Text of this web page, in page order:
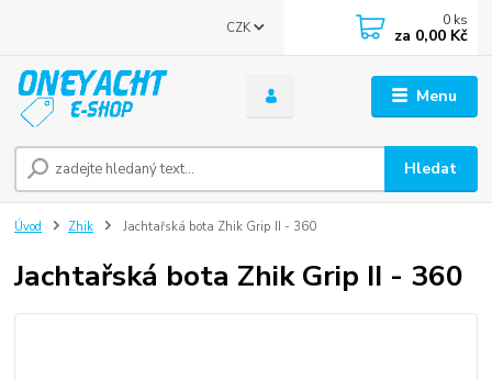
Menu
CZK
Hledat
0 ks
za 0,00 Kč
Úvod Zhik Jachtařská bota Zhik Grip II - 360
Jachtařská bota Zhik Grip II - 360